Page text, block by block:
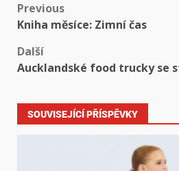
Previous
Kniha měsíce: Zimní čas
Další
Aucklandské food trucky se
SOUVISEJÍCÍ PŘÍSPĚVKY